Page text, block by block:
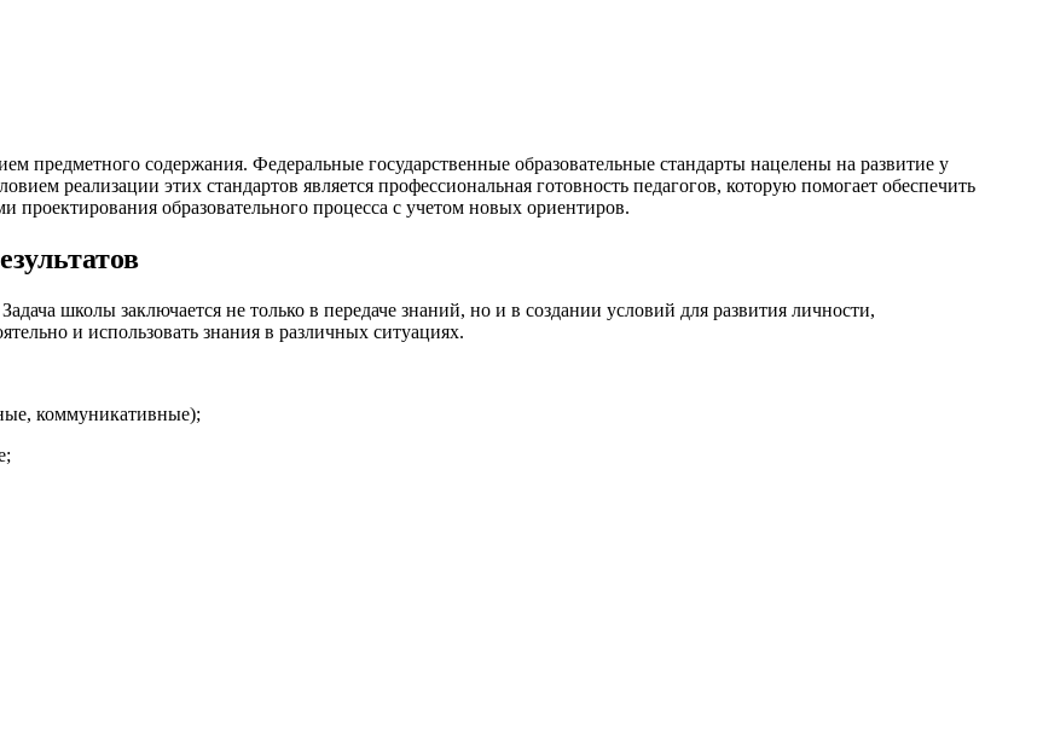
предметного содержания. Федеральные государственные образовательные стандарты нацелены на развитие у
реализации этих стандартов является профессиональная готовность педагогов, которую помогает обеспечить
проектирования образовательного процесса с учетом новых ориентиров.
школы заключается не только в передаче знаний, но и в создании условий для развития личности,
и использовать знания в различных ситуациях.
коммуникативные);